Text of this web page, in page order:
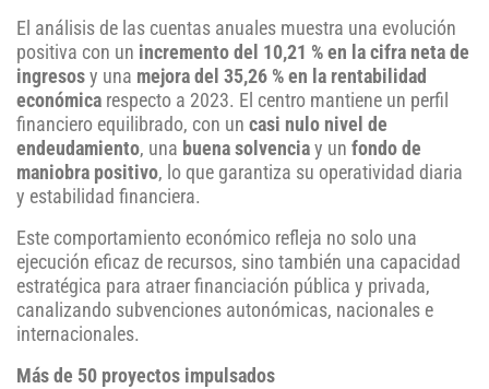
El análisis de las cuentas anuales muestra una evolución
positiva con un incremento del 10,21 % en la cifra neta de
ingresos y una mejora del 35,26 % en la rentabilidad
económica respecto a 2023. El centro mantiene un perfil
financiero equilibrado, con un casi nulo nivel de
endeudamiento, una buena solvencia y un fondo de
maniobra positivo, lo que garantiza su operatividad diaria
y estabilidad financiera.
Este comportamiento económico refleja no solo una
ejecución eficaz de recursos, sino también una capacidad
estratégica para atraer financiación pública y privada,
canalizando subvenciones autonómicas, nacionales e
internacionales.
Más de 50 proyectos impulsados